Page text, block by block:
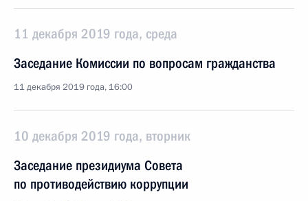
11 декабря 2019 года, среда
Заседание Комиссии по вопросам гражданства
11 декабря 2019 года, 16:00
10 декабря 2019 года, вторник
Заседание президиума Совета
по противодействию коррупции